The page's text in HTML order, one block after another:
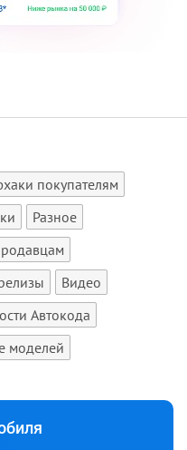
покупателям
Разное
Видео
Автокода
моделей